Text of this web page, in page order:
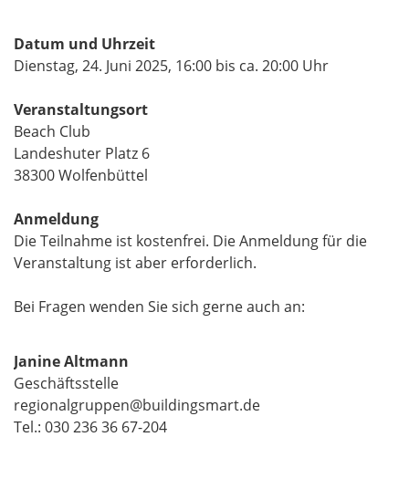
​​​​​Datum und Uhrzeit
Dienstag, 24. Juni 2025, 16:00 bis ca. 20:00 Uhr
Veranstaltungsort
Beach Club
Landeshuter Platz 6
38300 Wolfenbüttel
​​​​​​​Anmeldung
​​​​​​​Die Teilnahme ist kostenfrei. Die Anmeldung für die
Veranstaltung ist aber erforderlich.
Bei Fragen wenden Sie sich gerne auch an:
Janine Altmann
Geschäftsstelle
regionalgruppen@buildingsmart.de
Tel.: 030 236 36 67-204